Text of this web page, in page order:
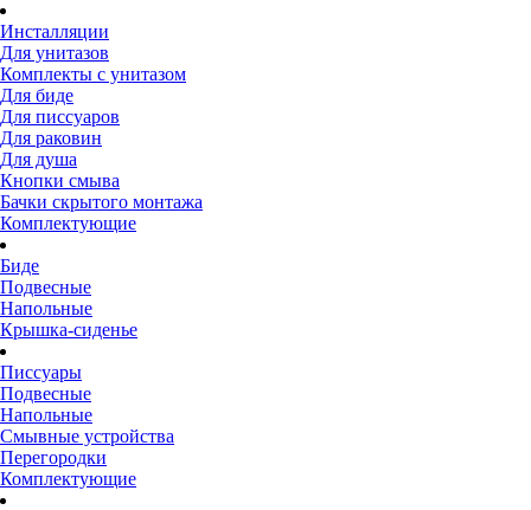
Инсталляции
Для унитазов
Комплекты с унитазом
Для биде
Для писсуаров
Для раковин
Для душа
Кнопки смыва
Бачки скрытого монтажа
Комплектующие
Биде
Подвесные
Напольные
Крышка-сиденье
Писсуары
Подвесные
Напольные
Смывные устройства
Перегородки
Комплектующие